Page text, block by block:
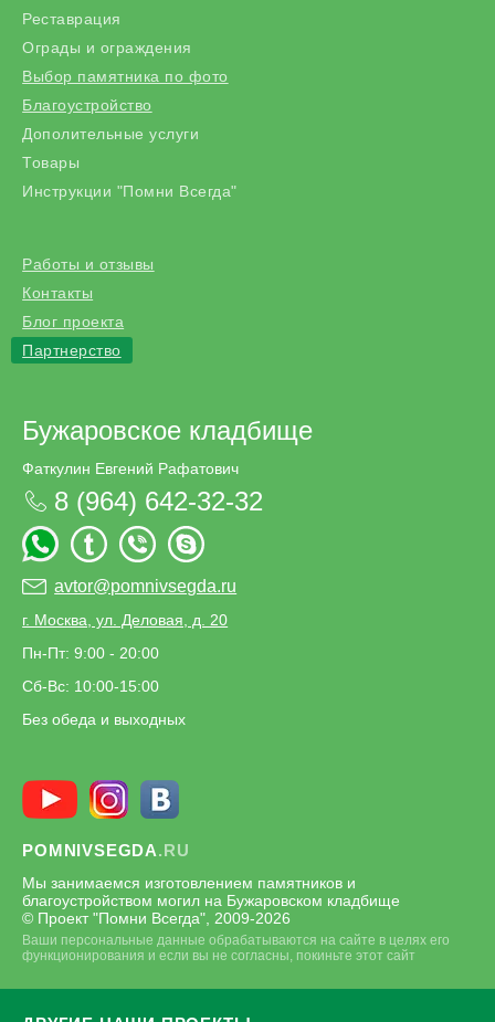
Реставрация
Ограды и ограждения
Выбор памятника по фото
Благоустройство
Дополительные услуги
Товары
Инструкции "Помни Всегда"
Работы и отзывы
Контакты
Блог проекта
Партнерство
Бужаровское кладбище
Фаткулин Евгений Рафатович
8 (964) 642-32-32
avtor@pomnivsegda.ru
г. Москва, ул. Деловая, д. 20
Пн-Пт: 9:00 - 20:00
Сб-Вс: 10:00-15:00
Без обеда и выходных
POMNIVSEGDA.RU
Мы занимаемся изготовлением памятников и
благоустройством могил на Бужаровском кладбище
© Проект "Помни Всегда", 2009-2026
Ваши персональные данные обрабатываются на сайте в целях его
функционирования и если вы не согласны, покиньте этот сайт